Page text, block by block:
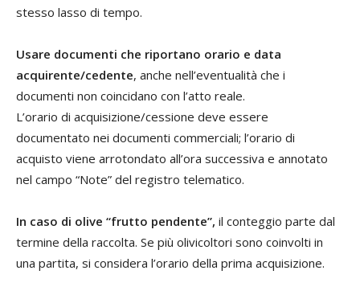
stesso lasso di tempo.
Usare documenti che riportano orario e data
acquirente/cedente, anche nell’eventualità che i
documenti non coincidano con l’atto reale.
L’orario di acquisizione/cessione deve essere
documentato nei documenti commerciali; l’orario di
acquisto viene arrotondato all’ora successiva e annotato
nel campo “Note” del registro telematico.
In caso di olive “frutto pendente”, il conteggio parte dal
termine della raccolta. Se più olivicoltori sono coinvolti in
una partita, si considera l’orario della prima acquisizione.